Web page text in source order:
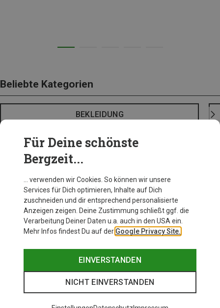
Beliebte Kategorien
BEKLEIDUNG
Für Deine schönste
Bergzeit...
… verwenden wir Cookies. So können wir unsere
Services für Dich optimieren, Inhalte auf Dich
zuschneiden und dir entsprechend personalisierte
Anzeigen zeigen. Deine Zustimmung schließt ggf. die
Verarbeitung Deiner Daten u.a. auch in den USA ein.
Mehr Infos findest Du auf der Google Privacy Site.
EINVERSTANDEN
NICHT EINVERSTANDEN